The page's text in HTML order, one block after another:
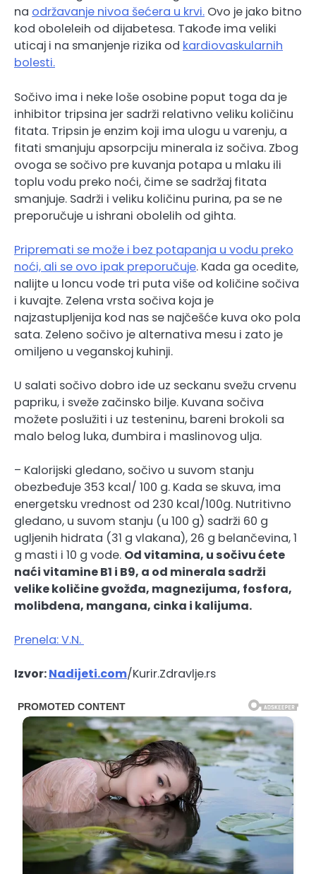
na održavanje nivoa šećera u krvi. Ovo je jako bitno
kod oboleleih od dijabetesa. Takođe ima veliki
uticaj i na smanjenje rizika od kardiovaskularnih
bolesti.
Sočivo ima i neke loše osobine poput toga da je
inhibitor tripsina jer sadrži relativno veliku količinu
fitata. Tripsin je enzim koji ima ulogu u varenju, a
fitati smanjuju apsorpciju minerala iz sočiva. Zbog
ovoga se sočivo pre kuvanja potapa u mlaku ili
toplu vodu preko noći, čime se sadržaj fitata
smanjuje. Sadrži i veliku količinu purina, pa se ne
preporučuje u ishrani obolelih od gihta.
Pripremati se može i bez potapanja u vodu preko
noći, ali se ovo ipak preporučuje. Kada ga ocedite,
nalijte u loncu vode tri puta više od količine sočiva
i kuvajte. Zelena vrsta sočiva koja je
najzastupljenija kod nas se najčešće kuva oko pola
sata. Zeleno sočivo je alternativa mesu i zato je
omiljeno u veganskoj kuhinji.
U salati sočivo dobro ide uz seckanu svežu crvenu
papriku, i sveže začinsko bilje. Kuvana sočiva
možete poslužiti i uz testeninu, bareni brokoli sa
malo belog luka, đumbira i maslinovog ulja.
– Kalorijski gledano, sočivo u suvom stanju
obezbeđuje 353 kcal/ 100 g. Kada se skuva, ima
energetsku vrednost od 230 kcal/100g. Nutritivno
gledano, u suvom stanju (u 100 g) sadrži 60 g
ugljenih hidrata (31 g vlakana), 26 g belančevina, 1
g masti i 10 g vode. Od vitamina, u sočivu ćete
naći vitamine B1 i B9, a od minerala sadrži
velike količine gvožđa, magnezijuma, fosfora,
molibdena, mangana, cinka i kalijuma.
Prenela: V.N.
Izvor:Nadijeti.com/Kurir.Zdravlje.rs